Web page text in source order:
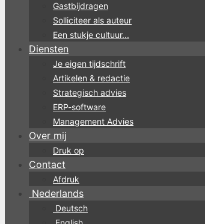
Gastbijdragen
Solliciteer als auteur
Een stukje cultuur...
Diensten
Je eigen tijdschrift
Artikelen & redactie
Strategisch advies
ERP-software
Management Advies
Over mij
Druk op
Contact
Afdruk
Nederlands
Deutsch